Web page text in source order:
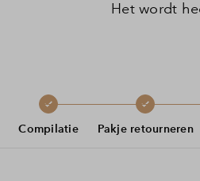
Het wordt
Compilatie Pakje retourneren